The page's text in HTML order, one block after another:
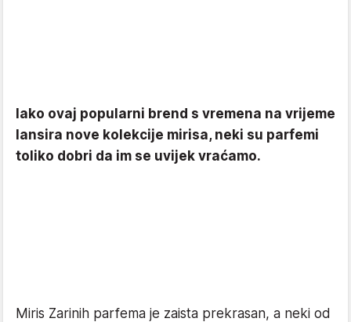
Iako ovaj popularni brend s vremena na vrijeme
lansira nove kolekcije mirisa, neki su parfemi
toliko dobri da im se uvijek vraćamo.
Miris Zarinih parfema je zaista prekrasan, a neki od